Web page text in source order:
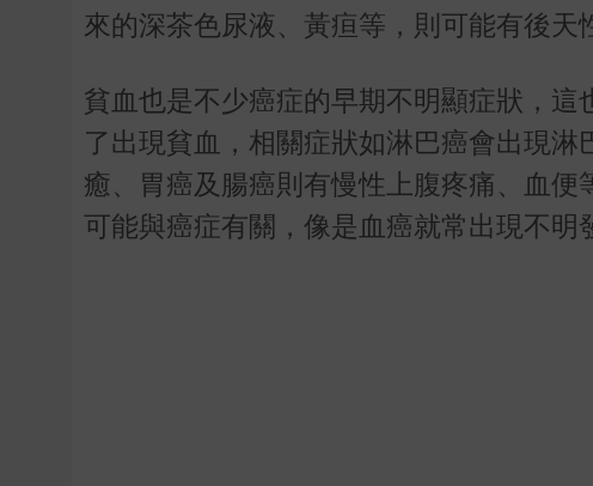
來的深茶色尿液、黃疸等，則可能有後天
貧血也是不少癌症的早期不明顯症狀，
了出現貧血，相關症狀如淋巴癌會出現
癒、胃癌及腸癌則有慢性上腹疼痛、血
可能與癌症有關，像是血癌就常出現不明